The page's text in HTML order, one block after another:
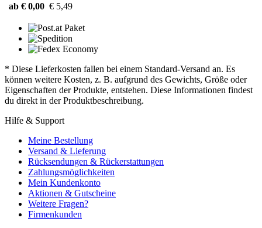
ab € 0,00 € 5,49
* Diese Lieferkosten fallen bei einem Standard-Versand an. Es
können weitere Kosten, z. B. aufgrund des Gewichts, Größe oder
Eigenschaften der Produkte, entstehen. Diese Informationen findest
du direkt in der Produktbeschreibung.
Hilfe & Support
Meine Bestellung
Versand & Lieferung
Rücksendungen & Rückerstattungen
Zahlungsmöglichkeiten
Mein Kundenkonto
Aktionen & Gutscheine
Weitere Fragen?
Firmenkunden